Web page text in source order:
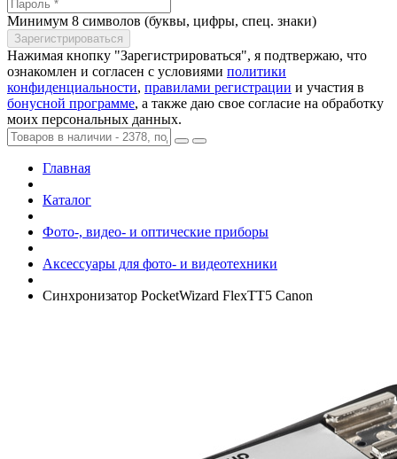
Минимум 8 символов (буквы, цифры, спец. знаки)
Нажимая кнопку "Зарегистрироваться", я подтвержаю, что
ознакомлен и согласен с условиями политики
конфиденциальности, правилами регистрации и участия в
бонусной программе, а также даю свое согласие на обработку
моих персональных данных.
Главная
Каталог
Фото-, видео- и оптические приборы
Аксессуары для фото- и видеотехники
Синхронизатор PocketWizard FlexTT5 Canon